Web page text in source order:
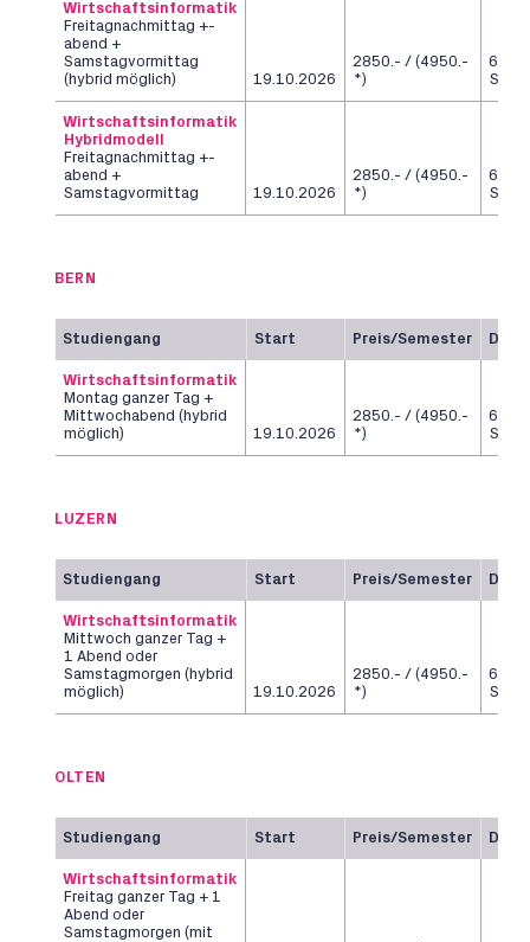
Wirtschaftsinformatik
Freitagnachmittag +-
abend +
Samstagvormittag
(hybrid möglich)
19.10.2026
2850.- / (4950.-
*)
6
Wirtschaftsinformatik
Hybridmodell
Freitagnachmittag +-
abend +
Samstagvormittag
19.10.2026
2850.- / (4950.-
*)
6
BERN
Studiengang Start Preis/Semester
Wirtschaftsinformatik
Montag ganzer Tag +
Mittwochabend (hybrid
möglich)
19.10.2026
2850.- / (4950.-
*)
6
LUZERN
Studiengang Start Preis/Semester
Wirtschaftsinformatik
Mittwoch ganzer Tag +
1 Abend oder
Samstagmorgen (hybrid
möglich)
19.10.2026
2850.- / (4950.-
*)
6
OLTEN
Studiengang Start Preis/Semester
Wirtschaftsinformatik
Freitag ganzer Tag + 1
Abend oder
Samstagmorgen (mit